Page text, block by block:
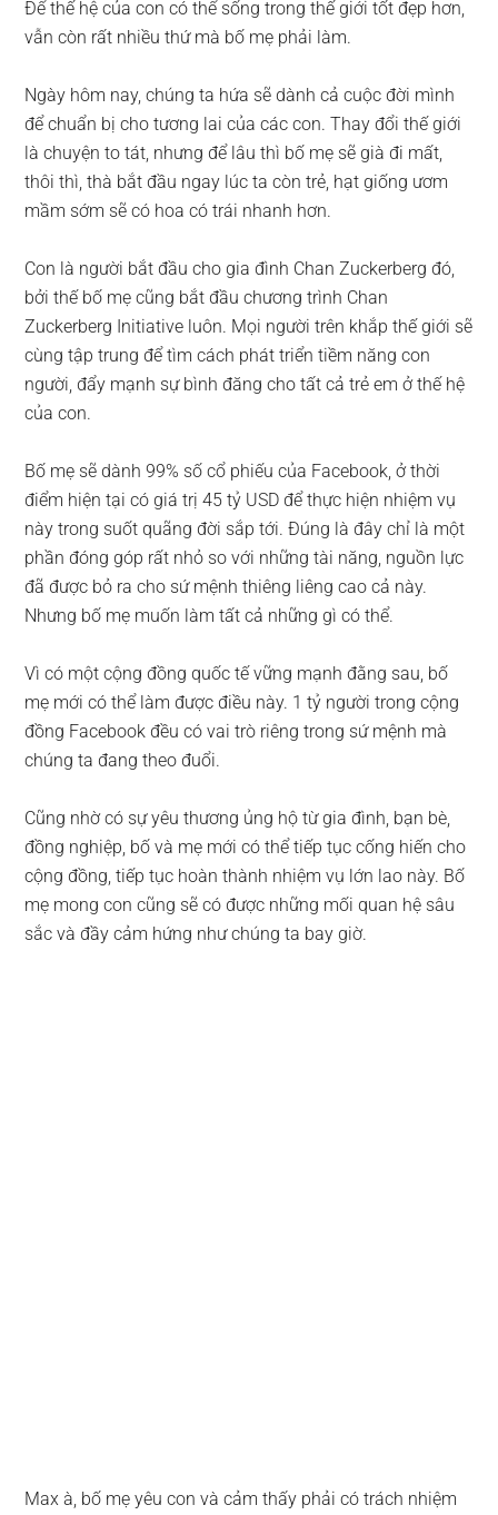
Để thế hệ của con có thể sống trong thế giới tốt đẹp hơn,
vẫn còn rất nhiều thứ mà bố mẹ phải làm.
Ngày hôm nay, chúng ta hứa sẽ dành cả cuộc đời mình
để chuẩn bị cho tương lai của các con. Thay đổi thế giới
là chuyện to tát, nhưng để lâu thì bố mẹ sẽ già đi mất,
thôi thì, thà bắt đầu ngay lúc ta còn trẻ, hạt giống ươm
mầm sớm sẽ có hoa có trái nhanh hơn.
Con là người bắt đầu cho gia đình Chan Zuckerberg đó,
bởi thế bố mẹ cũng bắt đầu chương trình Chan
Zuckerberg Initiative luôn. Mọi người trên khắp thế giới sẽ
cùng tập trung để tìm cách phát triển tiềm năng con
người, đẩy mạnh sự bình đăng cho tất cả trẻ em ở thế hệ
của con.
Bố mẹ sẽ dành 99% số cổ phiếu của Facebook, ở thời
điểm hiện tại có giá trị 45 tỷ USD để thực hiện nhiệm vụ
này trong suốt quãng đời sắp tới. Đúng là đây chỉ là một
phần đóng góp rất nhỏ so với những tài năng, nguồn lực
đã được bỏ ra cho sứ mệnh thiêng liêng cao cả này.
Nhưng bố mẹ muốn làm tất cả những gì có thể.
Vì có một cộng đồng quốc tế vững mạnh đằng sau, bố
mẹ mới có thể làm được điều này. 1 tỷ người trong cộng
đồng Facebook đều có vai trò riêng trong sứ mệnh mà
chúng ta đang theo đuổi.
Cũng nhờ có sự yêu thương ủng hộ từ gia đình, bạn bè,
đồng nghiệp, bố và mẹ mới có thể tiếp tục cống hiến cho
cộng đồng, tiếp tục hoàn thành nhiệm vụ lớn lao này. Bố
mẹ mong con cũng sẽ có được những mối quan hệ sâu
sắc và đầy cảm hứng như chúng ta bay giờ.
Max à, bố mẹ yêu con và cảm thấy phải có trách nhiệm